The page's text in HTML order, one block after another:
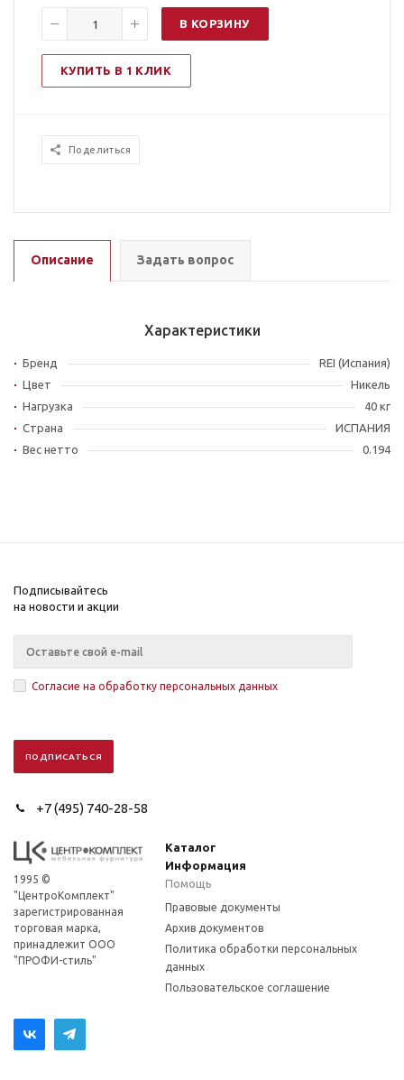
В КОРЗИНУ
КУПИТЬ В 1 КЛИК
Поделиться
Описание Задать вопрос
Характеристики
Бренд
REI (Испания)
Цвет
Никель
Нагрузка
40 кг
Страна
ИСПАНИЯ
Вес нетто
0.194
Подписывайтесь
на новости и акции
Согласие на обработку персональных данных
+7 (495) 740-28-58
1995 ©
"ЦентроКомплект"
зарегистрированная
торговая марка,
принадлежит ООО
"ПРОФИ-стиль"
Каталог
Информация
Помощь
Правовые документы
Архив документов
Политика обработки персональных
данных
Пользовательское соглашение